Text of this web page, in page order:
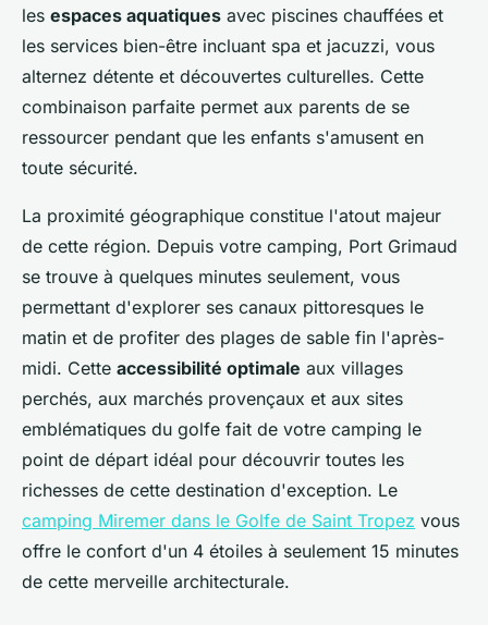
les espaces aquatiques avec piscines chauffées et
les services bien-être incluant spa et jacuzzi, vous
alternez détente et découvertes culturelles. Cette
combinaison parfaite permet aux parents de se
ressourcer pendant que les enfants s'amusent en
toute sécurité.
La proximité géographique constitue l'atout majeur
de cette région. Depuis votre camping, Port Grimaud
se trouve à quelques minutes seulement, vous
permettant d'explorer ses canaux pittoresques le
matin et de profiter des plages de sable fin l'après-
midi. Cette accessibilité optimale aux villages
perchés, aux marchés provençaux et aux sites
emblématiques du golfe fait de votre camping le
point de départ idéal pour découvrir toutes les
richesses de cette destination d'exception. Le
camping Miremer dans le Golfe de Saint Tropez vous
offre le confort d'un 4 étoiles à seulement 15 minutes
de cette merveille architecturale.